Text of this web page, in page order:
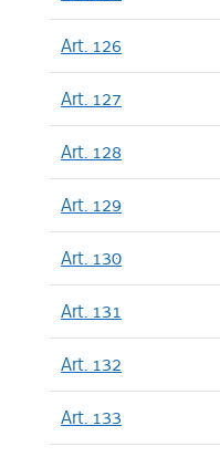
Art. 126
Art. 127
Art. 128
Art. 129
Art. 130
Art. 131
Art. 132
Art. 133